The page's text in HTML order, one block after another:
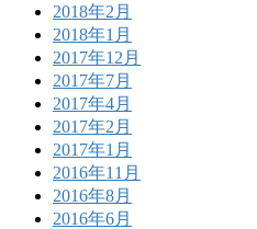
2018年2月
2018年1月
2017年12月
2017年7月
2017年4月
2017年2月
2017年1月
2016年11月
2016年8月
2016年6月